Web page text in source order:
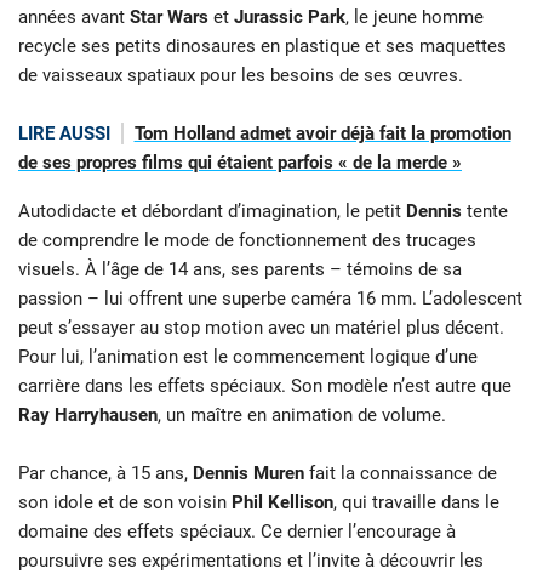
années avant Star Wars et Jurassic Park, le jeune homme
recycle ses petits dinosaures en plastique et ses maquettes
de vaisseaux spatiaux pour les besoins de ses œuvres.
LIRE AUSSI
Tom Holland admet avoir déjà fait la promotion
de ses propres films qui étaient parfois « de la merde »
Autodidacte et débordant d’imagination, le petit Dennis tente
de comprendre le mode de fonctionnement des trucages
visuels. À l’âge de 14 ans, ses parents – témoins de sa
passion – lui offrent une superbe caméra 16 mm. L’adolescent
peut s’essayer au stop motion avec un matériel plus décent.
Pour lui, l’animation est le commencement logique d’une
carrière dans les effets spéciaux. Son modèle n’est autre que
Ray Harryhausen, un maître en animation de volume.
Par chance, à 15 ans, Dennis Muren fait la connaissance de
son idole et de son voisin Phil Kellison, qui travaille dans le
domaine des effets spéciaux. Ce dernier l’encourage à
poursuivre ses expérimentations et l’invite à découvrir les